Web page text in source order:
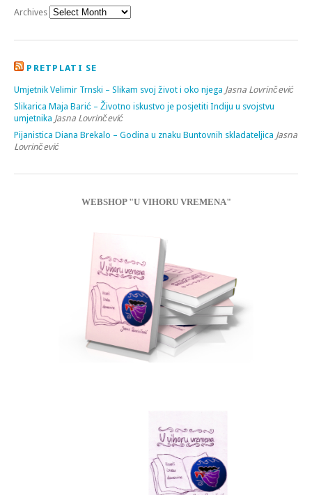
Archives
PRETPLATI SE
Umjetnik Velimir Trnski – Slikam svoj život i oko njega Jasna Lovrinčević
Slikarica Maja Barić – Životno iskustvo je posjetiti Indiju u svojstvu
umjetnika Jasna Lovrinčević
Pijanistica Diana Brekalo – Godina u znaku Buntovnih skladateljica Jasna
Lovrinčević
WEBSHOP "U VIHORU VREMENA"